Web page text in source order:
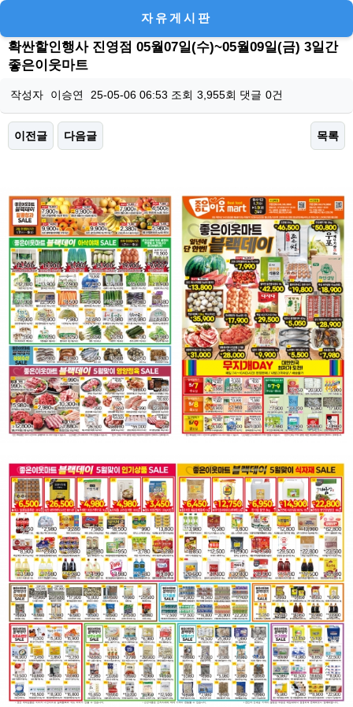
자유게시판
확싼할인행사 진영점 05월07일(수)~05월09일(금) 3일간
좋은이웃마트
작성자 이승연 25-05-06 06:53 조회 3,955회 댓글 0건
이전글 다음글 목록
본문